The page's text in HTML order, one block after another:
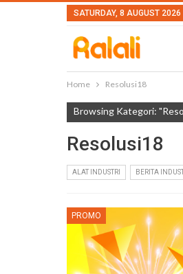
SATURDAY, 8 AUGUST 2026
Home Resolusi18
Browsing Kategori:
Resolusi18
ALAT INDUSTRI BERITA
PROMO